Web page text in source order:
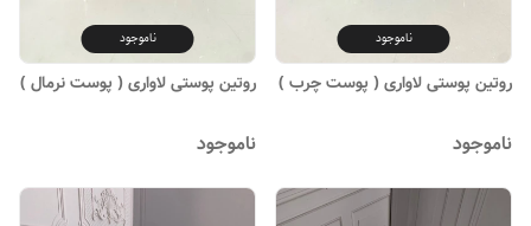
ناموجود
روتین پوستی لاواری ( پوست چرب )
ناموجود
ناموجود
روتین پوستی لاواری ( پوست نرمال )
ناموجود